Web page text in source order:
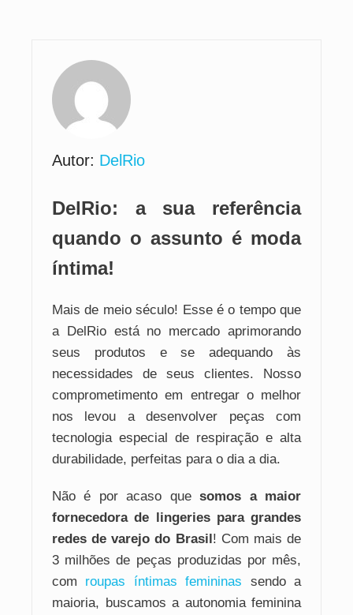
Autor: DelRio
DelRio: a sua referência
quando o assunto é moda
íntima!
Mais de meio século! Esse é o tempo que
a DelRio está no mercado aprimorando
seus produtos e se adequando às
necessidades de seus clientes. Nosso
comprometimento em entregar o melhor
nos levou a desenvolver peças com
tecnologia especial de respiração e alta
durabilidade, perfeitas para o dia a dia.
Não é por acaso quesomos a maior
fornecedora de lingeries para grandes
redes de varejo do Brasil! Com mais de
3 milhões de peças produzidas por mês,
com roupas íntimas femininas sendo a
maioria, buscamos a autonomia feminina